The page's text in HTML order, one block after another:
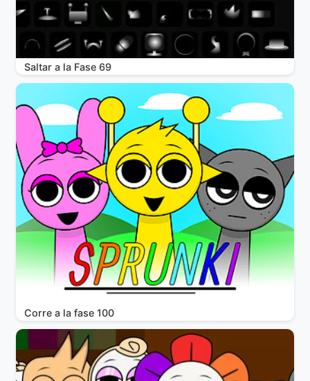
Saltar a la Fase 69
Corre a la fase 100